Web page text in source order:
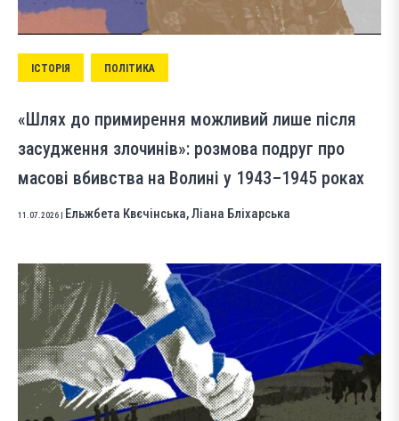
ІСТОРІЯ ПОЛІТИКА
«Шлях до примирення можливий лише після
засудження злочинів»: розмова подруг про
масові вбивства на Волині у 1943–1945 роках
11.07.2026 Ельжбета Квєчінська,Ліана Бліхарська